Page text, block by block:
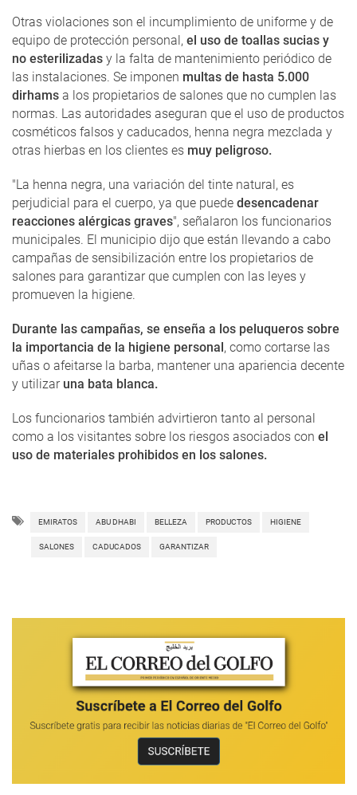
Otras violaciones son el incumplimiento de uniforme y de
equipo de protección personal, el uso de toallas sucias y
no esterilizadas y la falta de mantenimiento periódico de
las instalaciones. Se imponen multas de hasta 5.000
dirhams a los propietarios de salones que no cumplen las
normas. Las autoridades aseguran que el uso de productos
cosméticos falsos y caducados, henna negra mezclada y
otras hierbas en los clientes es muy peligroso.
"La henna negra, una variación del tinte natural, es
perjudicial para el cuerpo, ya que puede desencadenar
reacciones alérgicas graves", señalaron los funcionarios
municipales. El municipio dijo que están llevando a cabo
campañas de sensibilización entre los propietarios de
salones para garantizar que cumplen con las leyes y
promueven la higiene.
Durante las campañas, se enseña a los peluqueros sobre
la importancia de la higiene personal, como cortarse las
uñas o afeitarse la barba, mantener una apariencia decente
y utilizaruna bata blanca.
Los funcionarios también advirtieron tanto al personal
como a los visitantes sobre los riesgos asociados con el
uso de materiales prohibidos en los salones.
EMIRATOS ABU DHABI BELLEZA PRODUCTOS HIGIENE
SALONES CADUCADOS GARANTIZAR